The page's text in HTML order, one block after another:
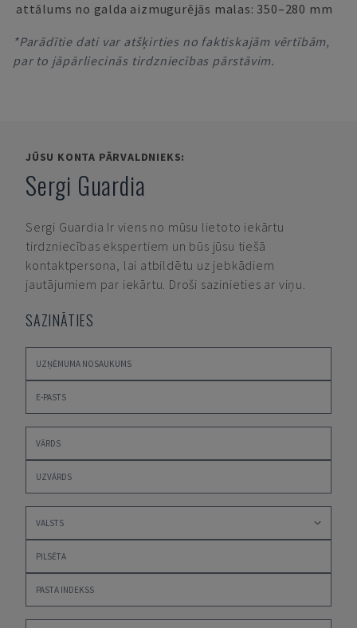
attālums no galda aizmugurējās malas: 350–280 mm
*Parādītie dati var atšķirties no faktiskajām vērtībām,
par to jāpārliecinās tirdzniecības pārstāvim.
JŪSU KONTA PĀRVALDNIEKS:
Sergi Guardia
Sergi Guardia Ir viens no mūsu lietoto iekārtu
tirdzniecības ekspertiem un būs jūsu tiešā
kontaktpersona, lai atbildētu uz jebkādiem
jautājumiem par iekārtu. Droši sazinieties ar viņu.
SAZINĀTIES